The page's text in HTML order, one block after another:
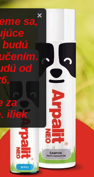
×
sa,
od
za
iliek